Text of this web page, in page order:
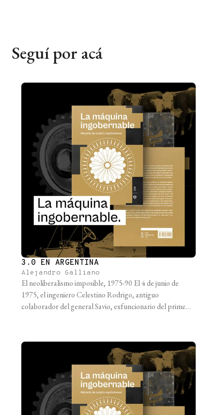
Seguí por acá
3.0 EN ARGENTINA
Alejandro Galliano
El neoliberalismo imposible, 1975-90 El 4 de junio de
1975, el ingeniero Celestino Rodrigo, antiguo
colaborador del general Savio, exfuncionario del primer
Ministerio y anunció una devaluación que aumentó el
dólar un 100 % en promedio (había [...]